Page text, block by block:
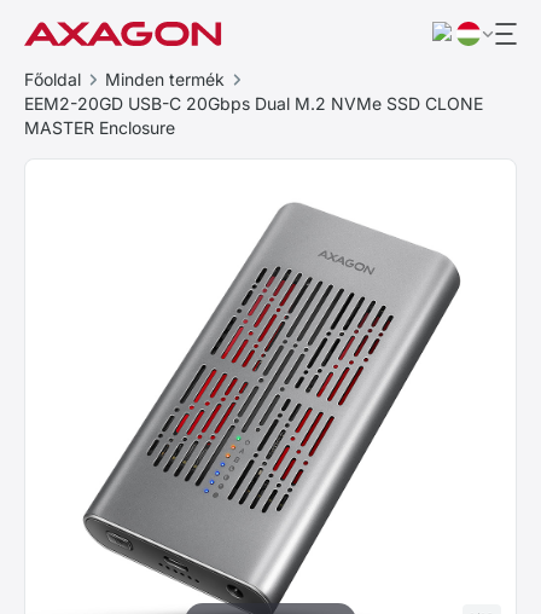
Főoldal
Minden termék
EEM2-20GD USB-C 20Gbps Dual M.2 NVMe SSD CLONE
MASTER Enclosure